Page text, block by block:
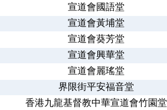
宣道會國語堂
宣道會黃埔堂
宣道會葵芳堂
宣道會興華堂
宣道會麗瑤堂
界限街平安福音堂
香港九龍基督教中華宣道會竹園堂